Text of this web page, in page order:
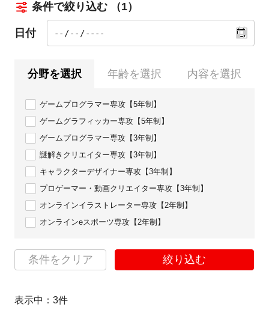
条件で絞り込む （1）
日付
分野を選択 年齢を選択 内容を選択
ゲームプログラマー専攻【5年制】
ゲームグラフィッカー専攻【5年制】
ゲームプログラマー専攻【3年制】
謎解きクリエイター専攻【3年制】
キャラクターデザイナー専攻【3年制】
プロゲーマー・動画クリエイター専攻【3年制】
オンラインイラストレーター専攻【2年制】
オンラインeスポーツ専攻【2年制】
条件をクリア 絞り込む
表示中： 3件